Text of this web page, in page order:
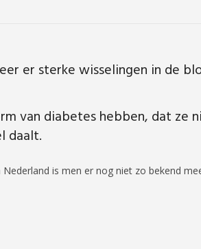
er sterke wisselingen in de
van diabetes hebben, dat ze
daalt.
Nederland is men er nog niet zo bekend